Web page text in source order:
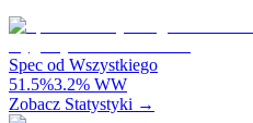
Spec od Wszystkiego
51.5%3.2% WW
Zobacz Statystyki →